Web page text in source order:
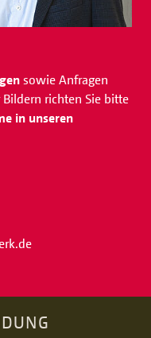
sowie Anfragen
richten Sie bitte
in unseren